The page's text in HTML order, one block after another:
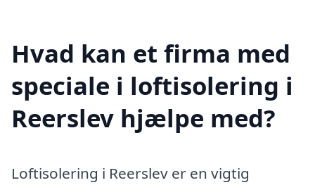
Hvad kan et firma med
speciale i loftisolering i
Reerslev hjælpe med?
Loftisolering i Reerslev er en vigtig